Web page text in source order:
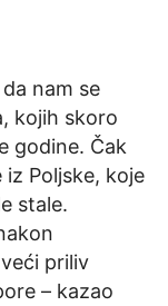
nam se
kojih skoro
godine. Čak
Poljske, koje
stale.
priliv
– kazao